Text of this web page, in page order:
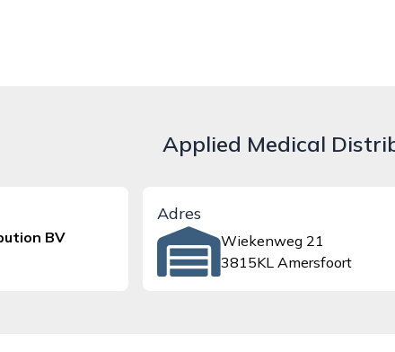
Applied Medical
BV
Adres
Wiekenweg 21
3815KL Amersfoort